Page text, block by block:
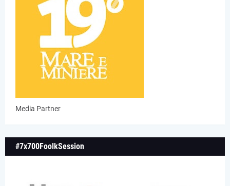
Media Partner
#7x700FoolkSession